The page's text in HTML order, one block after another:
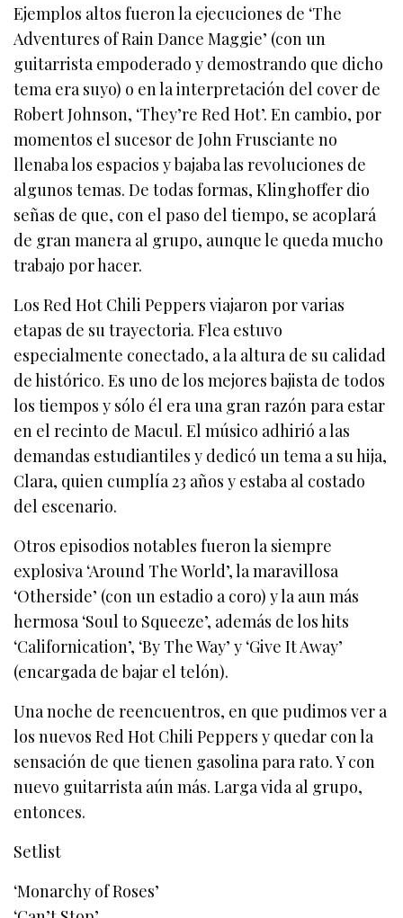
Ejemplos altos fueron la ejecuciones de ‘The
Adventures of Rain Dance Maggie’ (con un
guitarrista empoderado y demostrando que dicho
tema era suyo) o en la interpretación del cover de
Robert Johnson, ‘They’re Red Hot’. En cambio, por
momentos el sucesor de John Frusciante no
llenaba los espacios y bajaba las revoluciones de
algunos temas. De todas formas, Klinghoffer dio
señas de que, con el paso del tiempo, se acoplará
de gran manera al grupo, aunque le queda mucho
trabajo por hacer.
Los Red Hot Chili Peppers viajaron por varias
etapas de su trayectoria. Flea estuvo
especialmente conectado, a la altura de su calidad
de histórico. Es uno de los mejores bajista de todos
los tiempos y sólo él era una gran razón para estar
en el recinto de Macul. El músico adhirió a las
demandas estudiantiles y dedicó un tema a su hija,
Clara, quien cumplía 23 años y estaba al costado
del escenario.
Otros episodios notables fueron la siempre
explosiva ‘Around The World’, la maravillosa
‘Otherside’ (con un estadio a coro) y la aun más
hermosa ‘Soul to Squeeze’, además de los hits
‘Californication’, ‘By The Way’ y ‘Give It Away’
(encargada de bajar el telón).
Una noche de reencuentros, en que pudimos ver a
los nuevos Red Hot Chili Peppers y quedar con la
sensación de que tienen gasolina para rato. Y con
nuevo guitarrista aún más. Larga vida al grupo,
entonces.
Setlist
‘Monarchy of Roses’